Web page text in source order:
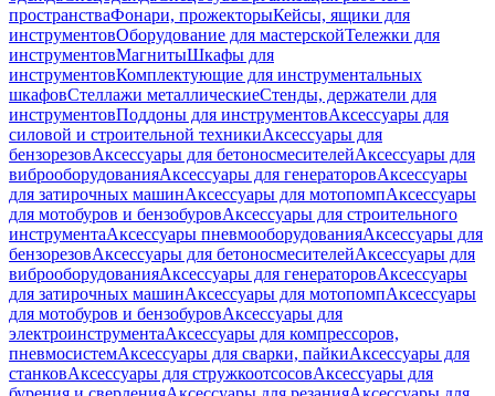
пространстваФонари, прожекторыКейсы, ящики для
инструментовОборудование для мастерскойТележки для
инструментовМагнитыШкафы для
инструментовКомплектующие для инструментальных
шкафовСтеллажи металлическиеСтенды, держатели для
инструментовПоддоны для инструментовАксессуары для
силовой и строительной техникиАксессуары для
бензорезовАксессуары для бетоносмесителейАксессуары для
виброоборудованияАксессуары для генераторовАксессуары
для затирочных машинАксессуары для мотопомпАксессуары
для мотобуров и бензобуровАксессуары для строительного
инструментаАксессуары пневмооборудованияАксессуары для
бензорезовАксессуары для бетоносмесителейАксессуары для
виброоборудованияАксессуары для генераторовАксессуары
для затирочных машинАксессуары для мотопомпАксессуары
для мотобуров и бензобуровАксессуары для
электроинструментаАксессуары для компрессоров,
пневмосистемАксессуары для сварки, пайкиАксессуары для
станковАксессуары для стружкоотсосовАксессуары для